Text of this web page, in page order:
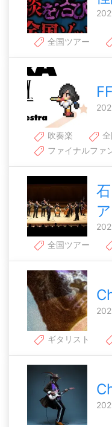
全国ツアー
吹奏楽
ファイナルファ
全国ツアー
ギタリスト